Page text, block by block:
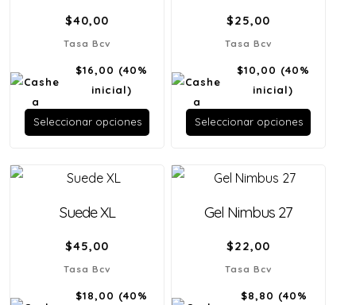
$40,00
Tasa Bcv
$16,00 (40%
inicial)
Seleccionar opciones
$25,00
Tasa Bcv
$10,00 (40%
inicial)
Seleccionar opciones
Suede XL
$45,00
Tasa Bcv
$18,00 (40%
Gel Nimbus 27
$22,00
Tasa Bcv
$8,80 (40%